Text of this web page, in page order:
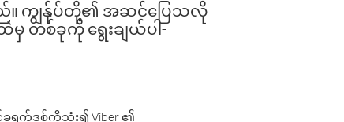
သည်။ ကျွန်ုပ်တို့၏ အဆင်ပြေသလို
မှ တစ်ခုကို ရွေးချယ်ပါ-
ရက်ဒစ်ကိုသုံး၍ Viber ၏